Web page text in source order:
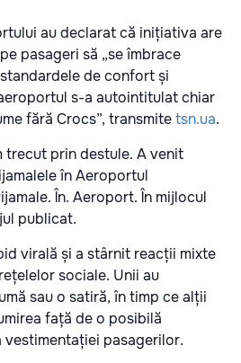
au declarat că inițiativa are
pasageri să „se îmbrace
de confort și
s-a autointitulat chiar
fără Crocs”, transmitetsn.ua.
trecut prin destule. A venit
în Aeroportul
În. Aeroport. În mijlocul
publicat.
virală și a stârnit reacții mixte
sociale. Unii au
sau o satiră, în timp ce alții
față de o posibilă
pasagerilor.